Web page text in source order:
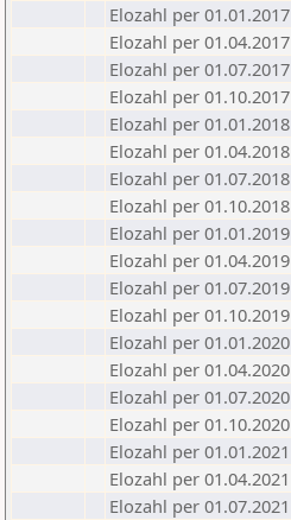
Elozahl per 01.01.2017
Elozahl per 01.04.2017
Elozahl per 01.07.2017
Elozahl per 01.10.2017
Elozahl per 01.01.2018
Elozahl per 01.04.2018
Elozahl per 01.07.2018
Elozahl per 01.10.2018
Elozahl per 01.01.2019
Elozahl per 01.04.2019
Elozahl per 01.07.2019
Elozahl per 01.10.2019
Elozahl per 01.01.2020
Elozahl per 01.04.2020
Elozahl per 01.07.2020
Elozahl per 01.10.2020
Elozahl per 01.01.2021
Elozahl per 01.04.2021
Elozahl per 01.07.2021